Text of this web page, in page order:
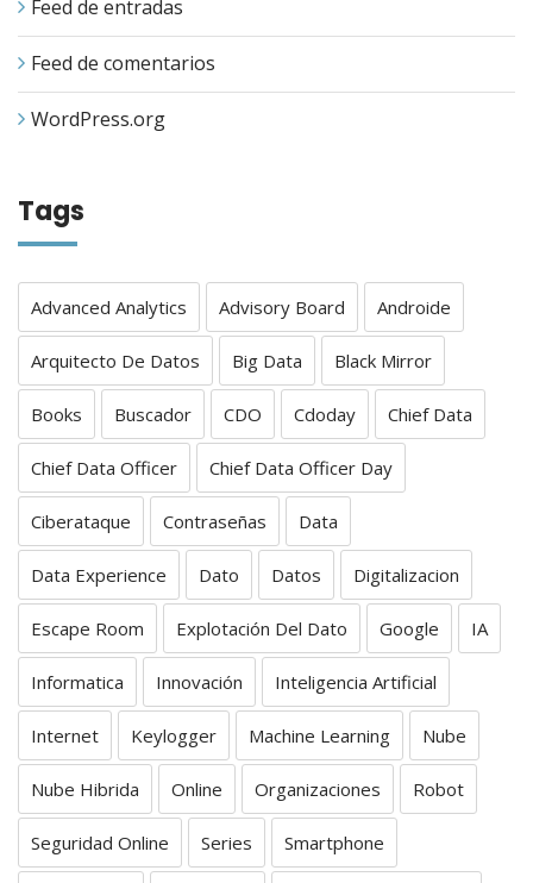
Feed de entradas
Feed de comentarios
WordPress.org
Tags
Advanced Analytics Advisory Board Androide
Arquitecto De Datos Big Data Black Mirror
Books Buscador CDO Cdoday Chief Data
Chief Data Officer Chief Data Officer Day
Ciberataque Contraseñas Data
Data Experience Dato Datos Digitalizacion
Escape Room Explotación Del Dato Google IA
Informatica Innovación Inteligencia Artificial
Internet Keylogger Machine Learning Nube
Nube Hibrida Online Organizaciones Robot
Seguridad Online Series Smartphone